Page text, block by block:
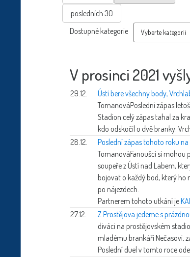
posledních 30
Dostupné kategorie
V prosinci 2021
29.12. Ústí bere všechny body,
TomanováPoslední zápas
Stadion celý zápas tahal za
kdo odskočil o dvě branky.
28.12.
Poslední zápas tohoto roku
TomanováFanoušci si mohou
soupeře z Ústí nad Labem,
bojovat o každý bod, který ho
po nájezdech.
Partnerem tohoto utkání je
27.12.
Z Prostějova jedeme s
diváci na prostějovském
mladému brankáři Nečasovi,
Poslední duel v tomto roce